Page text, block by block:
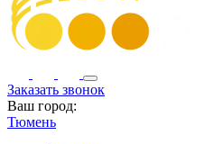
Заказать звонок
Ваш город:
Тюмень